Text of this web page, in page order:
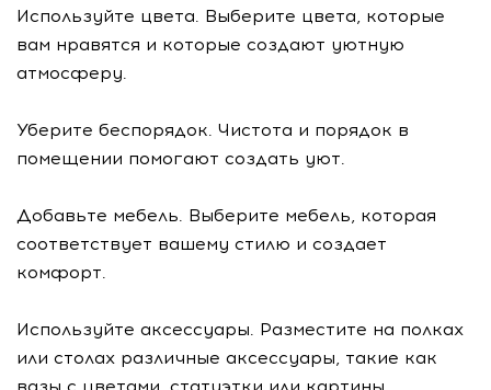
Используйте цвета. Выберите цвета, которые
вам нравятся и которые создают уютную
атмосферу.
Уберите беспорядок. Чистота и порядок в
помещении помогают создать уют.
Добавьте мебель. Выберите мебель, которая
соответствует вашему стилю и создает
комфорт.
Используйте аксессуары. Разместите на полках
или столах различные аксессуары, такие как